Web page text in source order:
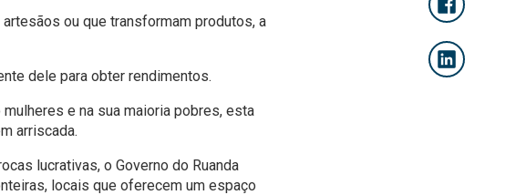
ou que transformam produtos, a
dele para obter rendimentos.
e na sua maioria pobres, esta
arriscada.
lucrativas, o Governo do Ruanda
locais que oferecem um espaço